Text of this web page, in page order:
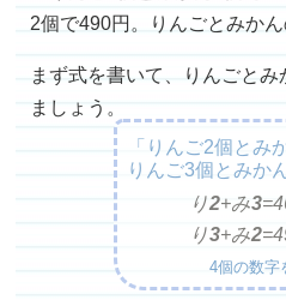
2個で490円。りんごとみかん
まず式を書いて、りんごと
ましょう。
「りんご2個とみ
りんご3個とみか
り2+み3=
り3+み2=
4個の数字